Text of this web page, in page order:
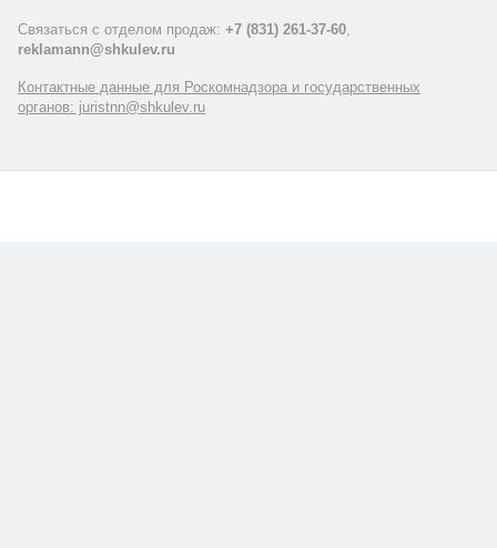
Связаться с отделом продаж: +7 (831) 261-37-60,
reklamann@shkulev.ru
Контактные данные для Роскомнадзора и государственных
органов: juristnn@shkulev.ru